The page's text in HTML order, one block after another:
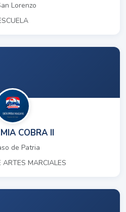
Lorenzo
COBRA II
de Patria
ARTES MARCIALES